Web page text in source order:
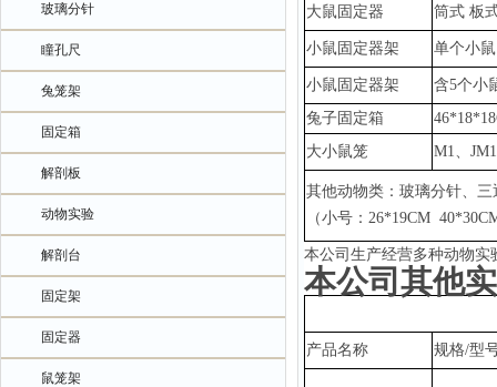
玻璃分针
瞳孔尺
兔笼架
固定箱
解剖板
动物实验
解剖台
固定架
固定器
鼠笼架
大鼠固定器 筒式 板
小鼠固定器架 单个小
小鼠固定器架 含5个小
兔子固定箱
大小鼠笼
M1、
其他动物类：玻璃分针、
（小号： 26*19CM
本公司生产经营多种动物
本公司其他
产品名称 规格/型